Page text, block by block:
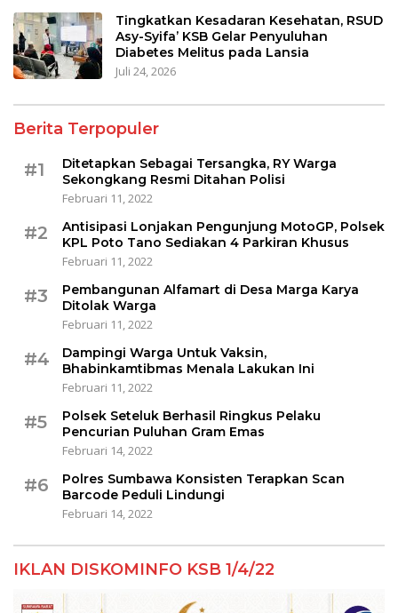
Tingkatkan Kesadaran Kesehatan, RSUD
Asy-Syifa’ KSB Gelar Penyuluhan
Diabetes Melitus pada Lansia
Juli 24, 2026
Berita Terpopuler
#1
Ditetapkan Sebagai Tersangka, RY Warga
Sekongkang Resmi Ditahan Polisi
Februari 11, 2022
#2
Antisipasi Lonjakan Pengunjung MotoGP, Polsek
KPL Poto Tano Sediakan 4 Parkiran Khusus
Februari 11, 2022
#3
Pembangunan Alfamart di Desa Marga Karya
Ditolak Warga
Februari 11, 2022
#4
Dampingi Warga Untuk Vaksin,
Bhabinkamtibmas Menala Lakukan Ini
Februari 11, 2022
#5
Polsek Seteluk Berhasil Ringkus Pelaku
Pencurian Puluhan Gram Emas
Februari 14, 2022
#6
Polres Sumbawa Konsisten Terapkan Scan
Barcode Peduli Lindungi
Februari 14, 2022
IKLAN DISKOMINFO KSB 1/4/22